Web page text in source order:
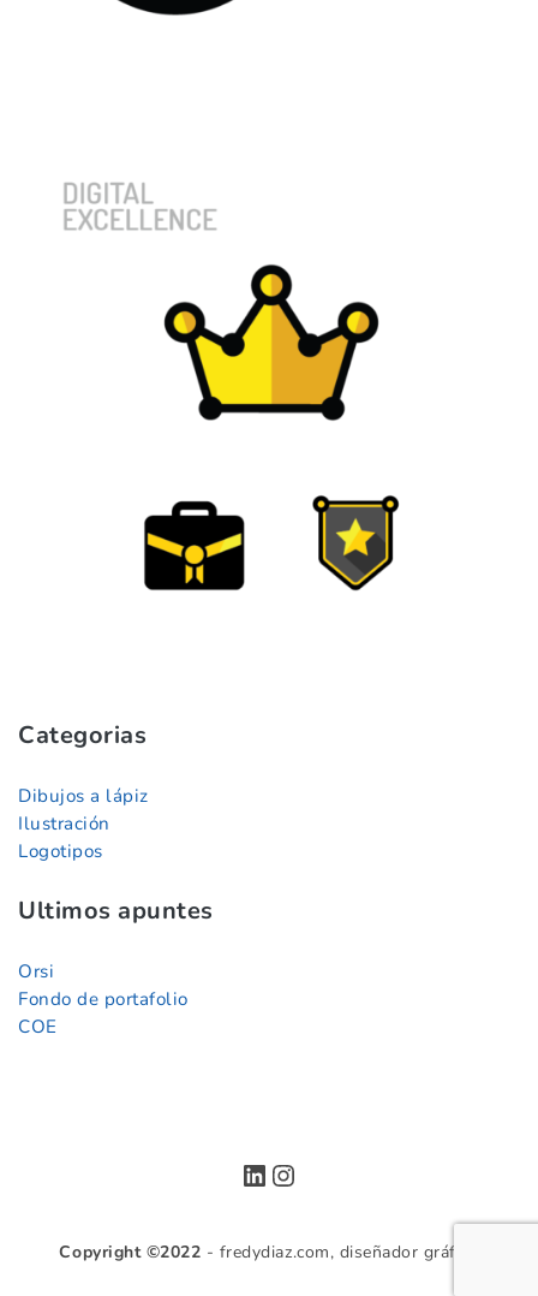
Categorias
Dibujos a lápiz
Ilustración
Logotipos
Ultimos apuntes
Orsi
Fondo de portafolio
COE
LinkedIn
Instagram
Copyright ©2022 - fredydiaz.com, diseñador gráfico